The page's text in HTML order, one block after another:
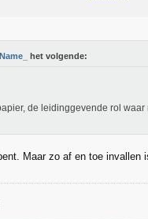
het volgende:
de leidinggevende rol waar
Maar zo af en toe invallen